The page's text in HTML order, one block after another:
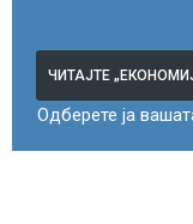
ЧИТАЈТЕ
Одберете ја